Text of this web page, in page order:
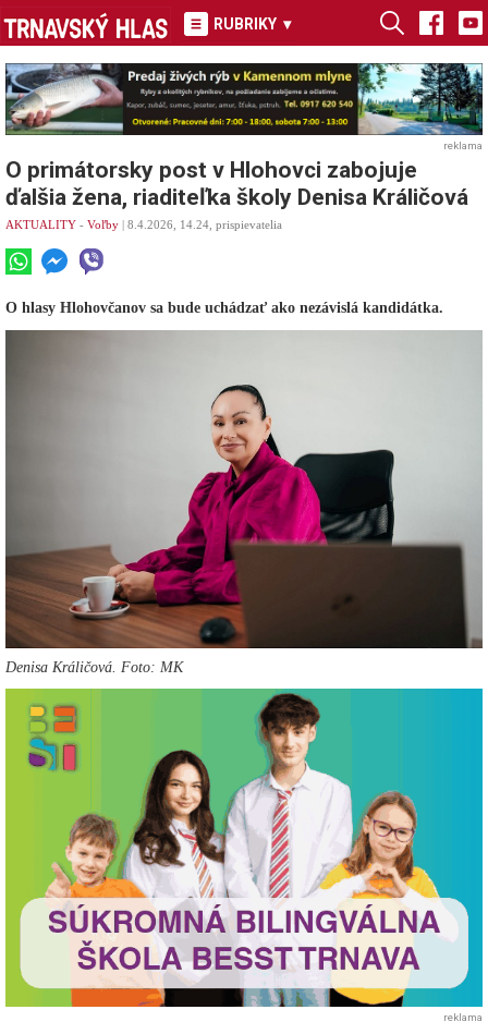
RUBRIKY ▾
reklama
O primátorsky post v Hlohovci zabojuje
ďalšia žena, riaditeľka školy Denisa Králičová
AKTUALITY - Voľby | 8.4.2026, 14.24, prispievatelia
O hlasy Hlohovčanov sa bude uchádzať ako nezávislá kandidátka.
Denisa Králičová. Foto: MK
reklama